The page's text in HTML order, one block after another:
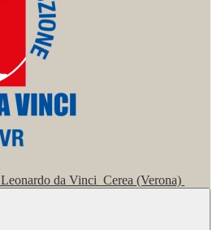
Leonardo da Vinci Cerea (Verona)